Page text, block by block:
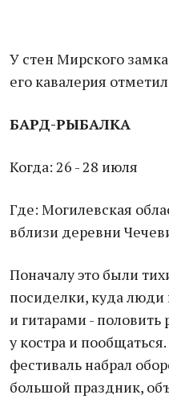
У стен Мирского
его кавалерия
БАРД-РЫБАЛКА
Когда: 26 - 28 июля
Где: Могилевская
вблизи деревни
Поначалу это были
посиделки, куда
и гитарами - половить
у костра и
фестиваль набрал
большой праздник,